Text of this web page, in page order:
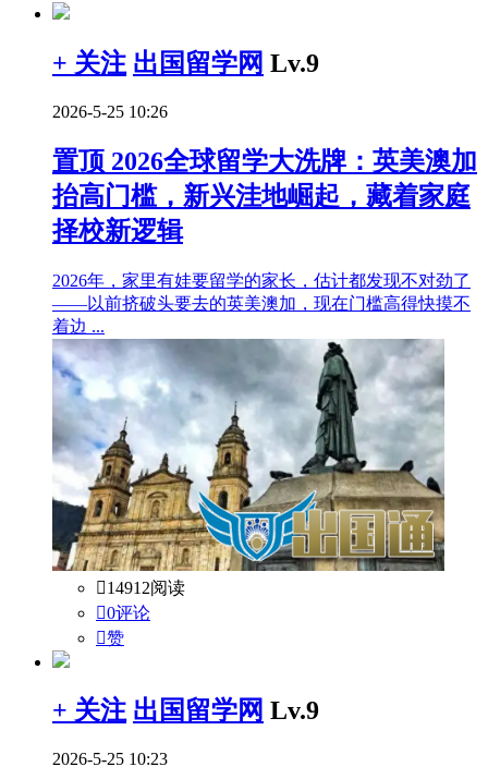
+ 关注 出国留学网 Lv.9
2026-5-25 10:26
置顶 2026全球留学大洗牌：英美澳加
抬高门槛，新兴洼地崛起，藏着家庭
择校新逻辑
2026年，家里有娃要留学的家长，估计都发现不对劲了
——以前挤破头要去的英美澳加，现在门槛高得快摸不
着边 ...
14912阅读
0评论
赞
+ 关注 出国留学网 Lv.9
2026-5-25 10:23